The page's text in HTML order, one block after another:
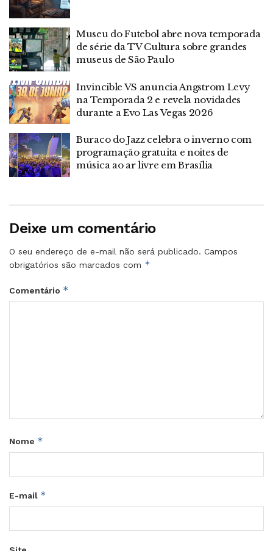
Museu do Futebol abre nova temporada
de série da TV Cultura sobre grandes
museus de São Paulo
Invincible VS anuncia Angstrom Levy
na Temporada 2 e revela novidades
durante a Evo Las Vegas 2026
Buraco do Jazz celebra o inverno com
programação gratuita e noites de
música ao ar livre em Brasília
Deixe um comentário
O seu endereço de e-mail não será publicado. Campos
obrigatórios são marcados com *
Comentário *
Nome *
E-mail *